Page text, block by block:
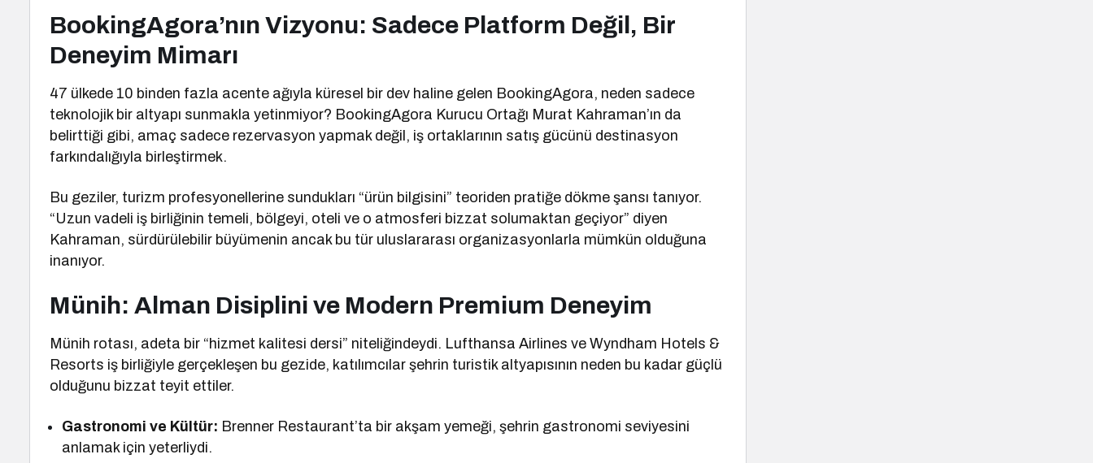
BookingAgora’nın Vizyonu: Sadece Platform Değil, Bir
Deneyim Mimarı
47 ülkede 10 binden fazla acente ağıyla küresel bir dev haline gelen BookingAgora, neden sadece
teknolojik bir altyapı sunmakla yetinmiyor? BookingAgora Kurucu Ortağı Murat Kahraman’ın da
belirttiği gibi, amaç sadece rezervasyon yapmak değil, iş ortaklarının satış gücünü destinasyon
farkındalığıyla birleştirmek.
Bu geziler, turizm profesyonellerine sundukları “ürün bilgisini” teoriden pratiğe dökme şansı tanıyor.
“Uzun vadeli iş birliğinin temeli, bölgeyi, oteli ve o atmosferi bizzat solumaktan geçiyor” diyen
Kahraman, sürdürülebilir büyümenin ancak bu tür uluslararası organizasyonlarla mümkün olduğuna
inanıyor.
Münih: Alman Disiplini ve Modern Premium Deneyim
Münih rotası, adeta bir “hizmet kalitesi dersi” niteliğindeydi. Lufthansa Airlines ve Wyndham Hotels &
Resorts iş birliğiyle gerçekleşen bu gezide, katılımcılar şehrin turistik altyapısının neden bu kadar güçlü
olduğunu bizzat teyit ettiler.
Gastronomi ve Kültür: Brenner Restaurant’ta bir akşam yemeği, şehrin gastronomi seviyesini
anlamak için yeterliydi.